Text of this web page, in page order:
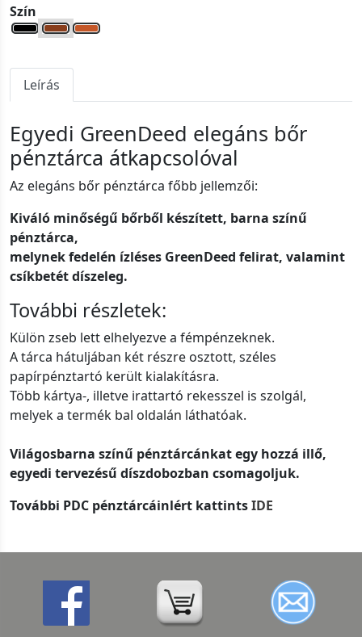
Szín
Leírás
Egyedi GreenDeed elegáns bőr
pénztárca átkapcsolóval
Az elegáns bőr pénztárca főbb jellemzői:
Kiváló minőségű bőrből készített, barna színű
pénztárca,
melynek fedelén ízléses GreenDeed felirat, valamint
csíkbetét díszeleg.
További részletek:
Külön zseb lett elhelyezve a fémpénzeknek.
A tárca hátuljában két részre osztott, széles
papírpénztartó került kialakításra.
Több kártya-, illetve irattartó rekesszel is szolgál,
melyek a termék bal oldalán láthatóak.
Világosbarna színű pénztárcánkat egy hozzá illő,
egyedi tervezésű díszdobozban csomagoljuk.
További PDC pénztárcáinlért kattintsIDE